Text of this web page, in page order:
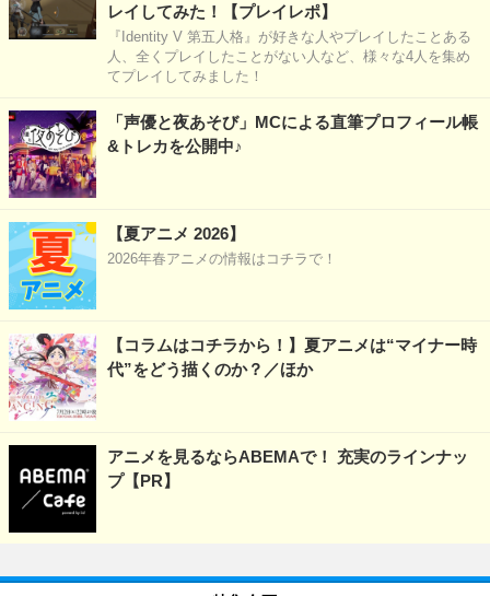
レイしてみた！【プレイレポ】
『Identity V 第五人格』が好きな人やプレイしたことある
人、全くプレイしたことがない人など、様々な4人を集め
てプレイしてみました！
「声優と夜あそび」MCによる直筆プロフィール帳
&トレカを公開中♪
【夏アニメ 2026】
2026年春アニメの情報はコチラで！
【コラムはコチラから！】夏アニメは“マイナー時
代”をどう描くのか？／ほか
アニメを見るならABEMAで！ 充実のラインナッ
プ【PR】